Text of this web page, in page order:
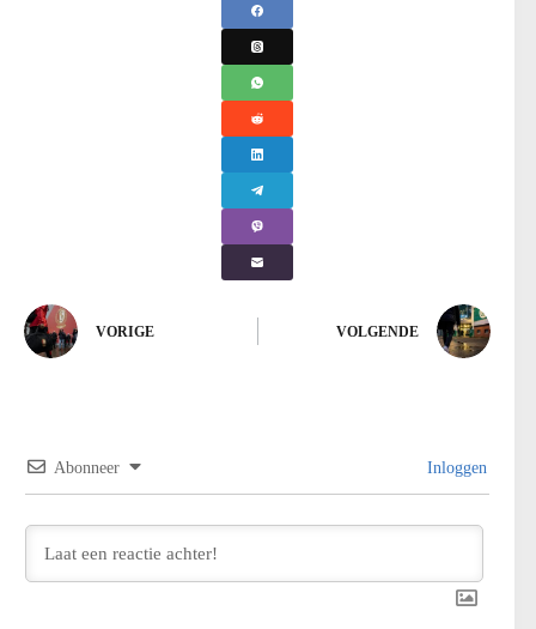
VORIGE VOLGENDE
Abonneer Inloggen